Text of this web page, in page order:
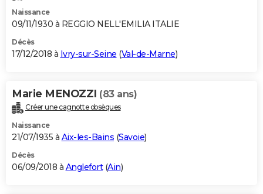
Naissance
09/11/1930 à REGGIO NELL'EMILIA ITALIE
Décès
17/12/2018 à Ivry-sur-Seine (Val-de-Marne)
Marie MENOZZI (83 ans)
Créer une cagnotte obsèques
Naissance
21/07/1935 à Aix-les-Bains (Savoie)
Décès
06/09/2018 à Anglefort(Ain)